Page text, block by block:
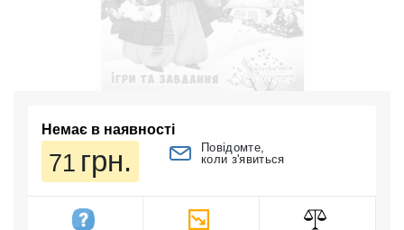
Немає в наявності
71 грн.
Повідомте,
коли з'явиться